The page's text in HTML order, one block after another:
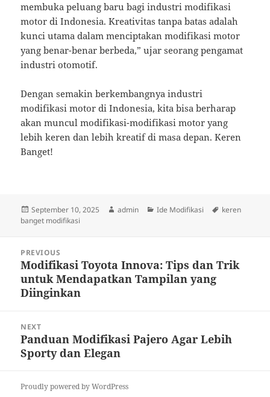
membuka peluang baru bagi industri modifikasi
motor di Indonesia. Kreativitas tanpa batas adalah
kunci utama dalam menciptakan modifikasi motor
yang benar-benar berbeda,” ujar seorang pengamat
industri otomotif.
Dengan semakin berkembangnya industri
modifikasi motor di Indonesia, kita bisa berharap
akan muncul modifikasi-modifikasi motor yang
lebih keren dan lebih kreatif di masa depan. Keren
Banget!
Posted
on
September 10, 2025 Author
admin Categories
Ide Modifikasi Tags
keren
banget modifikasi
navigation
PREVIOUS
Previous
post:
Modifikasi Toyota Innova: Tips dan Trik
untuk Mendapatkan Tampilan yang
Diinginkan
NEXT
Next
post:
Panduan Modifikasi Pajero Agar Lebih
Sporty dan Elegan
Proudly powered by WordPress